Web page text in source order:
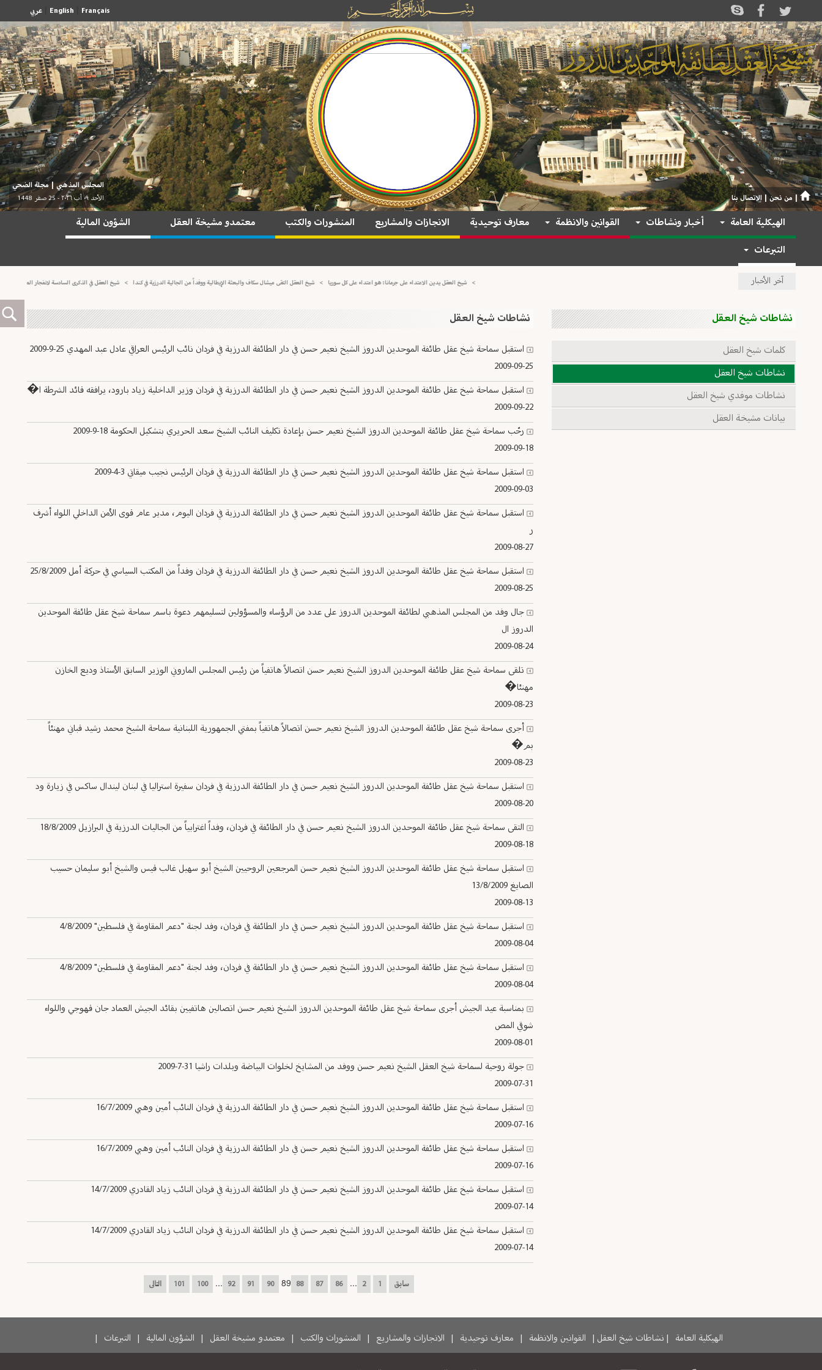
English Français عربي
من نحن الاتصال بنا
المجلس المذهبي | مجلة الضحي
الأحد ٠٩ آب ٢٠٢٦ - 25 صفر 1448
الهيكلية العامة أخبار ونشاطات القوانين والانظمة معارف توحيدية الانجازات والمشاريع المنشورات والكتب معتمدو مشيخة العقل الشؤون المالية
التبرعات
آخر الأخبار شيخ العقل يدين الاعتداء على جرمانا: هو اعتداء على كل سوريا> شيخ العقل التقى ميشال سكاف والبعثة الإيطالية ووفداً من الجالية الدرزية في كندا> شيخ العقل في الذكرى السادسة لانفجار المرفأ: استكمال
نشاطات شيخ العقل
كلمات شيخ العقل
نشاطات شيخ العقل
نشاطات موفدي شيخ العقل
بيانات مشيخة العقل
نشاطات شيخ العقل
استقبل سماحة شيخ عقل طائفة الموحدين الدروز الشيخ نعيم حسن في دار الطائفة الدرزية في فردان نائب الرئيس العراقي عادل عبد المهدي 25-9-2009
2009-09-25
استقبل سماحة شيخ عقل طائفة الموحدين الدروز الشيخ نعيم حسن في دار الطائفة الدرزية في فردان وزير الداخلية زياد بارود، يرافقه قائد الشرطة ا�
2009-09-22
رحّب سماحة شيخ عقل طائفة الموحدين الدروز الشيخ نعيم حسن بإعادة تكليف النائب الشيخ سعد الحريري بتشكيل الحكومة 18-9-2009
2009-09-18
استقبل سماحة شيخ عقل طائفة الموحدين الدروز الشيخ نعيم حسن في دار الطائفة الدرزية في فردان الرئيس نجيب ميقاتي 3-4-2009
2009-09-03
استقبل سماحة شيخ عقل طائفة الموحدين الدروز الشيخ نعيم حسن في دار الطائفة الدرزية في فردان اليوم، مدير عام قوى الأمن الداخلي اللواء أشرف
ر
2009-08-27
استقبل سماحة شيخ عقل طائفة الموحدين الدروز الشيخ نعيم حسن في دار الطائفة الدرزية في فردان وفداً من المكتب السياسي في حركة أمل 25/8/2009
2009-08-25
جال وفد من المجلس المذهبي لطائفة الموحدين الدروز على عدد من الرؤساء والمسؤولين لتسليمهم دعوة باسم سماحة شيخ عقل طائفة الموحدين
الدروز ال
2009-08-24
تلقى سماحة شيخ عقل طائفة الموحدين الدروز الشيخ نعيم حسن اتصالاً هاتفياً من رئيس المجلس الماروني الوزير السابق الأستاذ وديع الخازن
مهنئا�
2009-08-23
أجرى سماحة شيخ عقل طائفة الموحدين الدروز الشيخ نعيم حسن اتصالاً هاتفياً بمفتي الجمهورية اللبنانية سماحة الشيخ محمد رشيد قباني مهنئاً
بم�
2009-08-23
استقبل سماحة شيخ عقل طائفة الموحدين الدروز الشيخ نعيم حسن في دار الطائفة الدرزية في فردان سفيرة استراليا في لبنان ليندال ساكس في زيارة ود
2009-08-20
التقى سماحة شيخ عقل طائفة الموحدين الدروز الشيخ نعيم حسن في دار الطائفة في فردان، وفداً اغترابياً من الجاليات الدرزية في البرازيل 18/8/2009
2009-08-18
استقبل سماحة شيخ عقل طائفة الموحدين الدروز الشيخ نعيم حسن المرجعين الروحيين الشيخ أبو سهيل غالب قيس والشيخ أبو سليمان حسيب
الصايغ 13/8/2009
2009-08-13
استقبل سماحة شيخ عقل طائفة الموحدين الدروز الشيخ نعيم حسن في دار الطائفة في فردان، وفد لجنة "دعم المقاومة في فلسطين" 4/8/2009
2009-08-04
استقبل سماحة شيخ عقل طائفة الموحدين الدروز الشيخ نعيم حسن في دار الطائفة في فردان، وفد لجنة "دعم المقاومة في فلسطين" 4/8/2009
2009-08-04
بمناسبة عيد الجيش أجرى سماحة شيخ عقل طائفة الموحدين الدروز الشيخ نعيم حسن اتصالين هاتفيين بقائد الجيش العماد جان قهوجي واللواء
شوقي المص
2009-08-01
جولة روحية لسماحة شيخ العقل الشيخ نعيم حسن ووفد من المشايخ لخلوات البياضة وبلدات راشيا 31-7-2009
2009-07-31
استقبل سماحة شيخ عقل طائفة الموحدين الدروز الشيخ نعيم حسن في دار الطائفة الدرزية في فردان النائب أمين وهبي 16/7/2009
2009-07-16
استقبل سماحة شيخ عقل طائفة الموحدين الدروز الشيخ نعيم حسن في دار الطائفة الدرزية في فردان النائب أمين وهبي 16/7/2009
2009-07-16
استقبل سماحة شيخ عقل طائفة الموحدين الدروز الشيخ نعيم حسن في دار الطائفة الدرزية في فردان النائب زياد القادري 14/7/2009
2009-07-14
استقبل سماحة شيخ عقل طائفة الموحدين الدروز الشيخ نعيم حسن في دار الطائفة الدرزية في فردان النائب زياد القادري 14/7/2009
2009-07-14
سابق 1
2
...
86
87
88
89
90
91
92
...
100
101 التالى
الهيكلية العامة | نشاطات شيخ العقل | القوانين والانظمة | معارف توحيدية | الانجازات والمشاريع | المنشورات والكتب | معتمدو مشيخة العقل | الشؤون المالية | التبرعات |